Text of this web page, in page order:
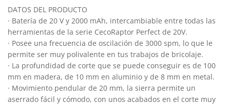
DATOS DEL PRODUCTO
· Batería de 20 V y 2000 mAh, intercambiable entre todas las
herramientas de la serie CecoRaptor Perfect de 20V.
· Posee una frecuencia de oscilación de 3000 spm, lo que le
permite ser muy polivalente en tus trabajos de bricolaje.
· La profundidad de corte que se puede conseguir es de 100
mm en madera, de 10 mm en aluminio y de 8 mm en metal.
· Movimiento pendular de 20 mm, la sierra permite un
aserrado fácil y cómodo, con unos acabados en el corte muy